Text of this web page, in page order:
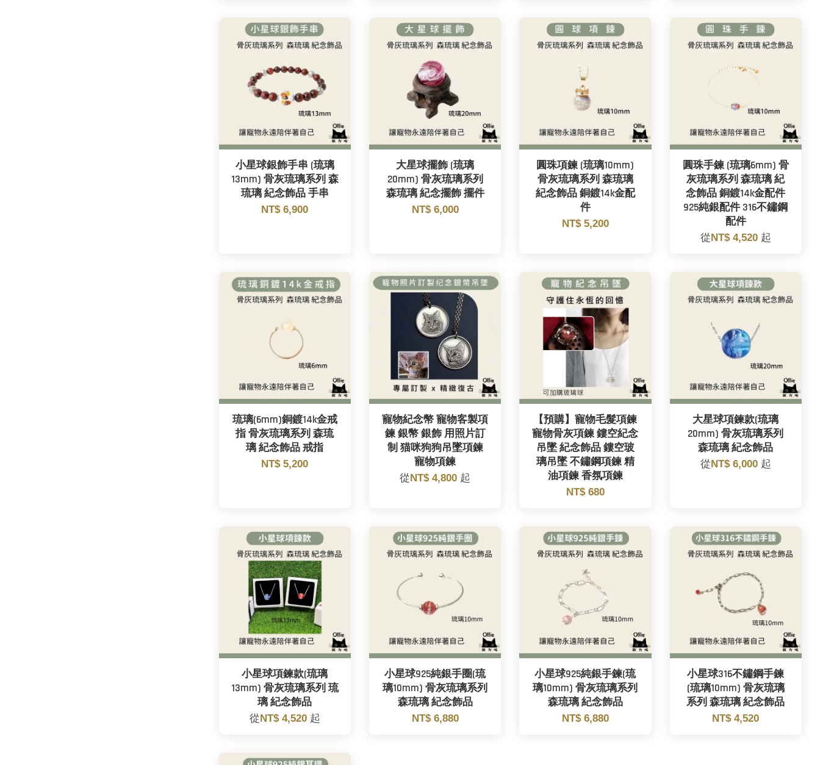
小星球銀飾手串 (琉璃
13mm) 骨灰琉璃系列 森
琉璃 紀念飾品 手串
NT$ 6,900
大星球擺飾 (琉璃
20mm) 骨灰琉璃系列
森琉璃 紀念擺飾 擺件
NT$ 6,000
圓珠項鍊 (琉璃10mm)
骨灰琉璃系列 森琉璃
紀念飾品 銅鍍14k金配
件
NT$ 5,200
圓珠手鍊 (琉璃6mm) 骨
灰琉璃系列 森琉璃 紀
念飾品 銅鍍14k金配件
925純銀配件 316不鏽鋼
配件
從NT$ 4,520 起
琉璃(6mm)銅鍍14k金戒
指 骨灰琉璃系列 森琉
璃 紀念飾品 戒指
NT$ 5,200
寵物紀念幣 寵物客製項
鍊 銀幣 銀飾 用照片訂
制 猫咪狗狗吊墜項鍊
寵物項鍊
從NT$ 4,800 起
【預購】寵物毛髮項鍊
寵物骨灰項鍊 鏤空紀念
吊墜 紀念飾品 鏤空玻
璃吊墜 不鏽鋼項鍊 精
油項鍊 香氛項鍊
NT$ 680
大星球項鍊款(琉璃
20mm) 骨灰琉璃系列
森琉璃 紀念飾品
從NT$ 6,000 起
小星球項鍊款(琉璃
13mm) 骨灰琉璃系列 琉
璃 紀念飾品
從NT$ 4,520 起
小星球925純銀手圈(琉
璃10mm) 骨灰琉璃系列
森琉璃 紀念飾品
NT$ 6,880
小星球925純銀手鍊(琉
璃10mm) 骨灰琉璃系列
森琉璃 紀念飾品
NT$ 6,880
小星球316不鏽鋼手鍊
(琉璃10mm) 骨灰琉璃
系列 森琉璃 紀念飾品
NT$ 4,520